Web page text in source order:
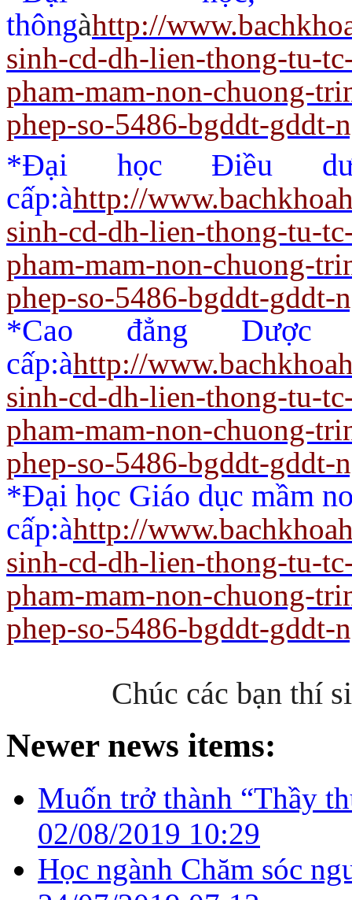
thôngàhttp://
sinh-cd-dh-lien-thong-tu-
pham-mam-non-chuong-
phep-so-5486-bgddt-gddt-
*Đại học Điều
cấp:àhttp://
sinh-cd-dh-lien-thong-tu-
pham-mam-non-chuong-
phep-so-5486-bgddt-gddt-
*Cao đẳng
cấp:àhttp://
sinh-cd-dh-lien-thong-tu-
pham-mam-non-chuong-
phep-so-5486-bgddt-gddt-
*Đại học Giáo dục mầm
cấp:àhttp://
sinh-cd-dh-lien-thong-tu-
pham-mam-non-chuong-
phep-so-5486-bgddt-gddt-
Chúc các bạn thí
Newer news items:
Muốn trở thành “Thầy
02/08/2019 10:29
Học ngành Chăm sóc